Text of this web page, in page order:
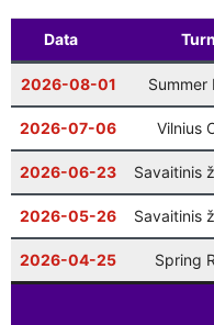
Data
2026-08-01 Summer
2026-07-06 Vilnius
2026-06-23 Savaitinis
2026-05-26 Savaitinis
2026-04-25 Spring